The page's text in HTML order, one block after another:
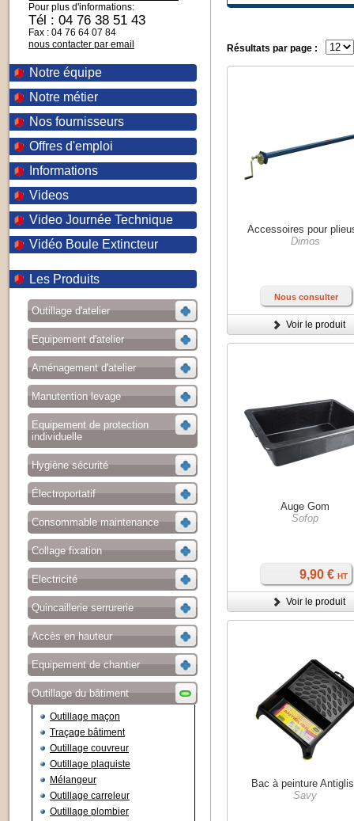
Pour plus d'informations:
Tél : 04 76 38 51 43
Fax : 04 76 64 07 84
nous contacter par email
Notre équipe
Notre métier
Nos fournisseurs
Offres d'emploi
Informations
Videos
Video Journée Technique
Vidéo Boule Extincteur
Les Produits
Outillage d'atelier
Equipement d'atelier
Aménagement d'atelier
Manutention levage
Equipement de protection
individuelle
Hygiène sécurité
Électroportatif
Consommable maintenance
Collage fixation
Electricité
Quincaillerie serrurerie
Accès en hauteur
Equipement de chantier
Outillage du bâtiment
Outillage maçon
Traçage bâtiment
Outillage couvreur
Outillage plaquiste
Mélangeur
Outillage carreleur
Outillage plombier
Résultats par page :
Accessoires pour
Dimos
Nous consulter
Voir le produit
Auge Gom
Sofop
9,90 € HT
Voir le produit
Bac à peinture
Savy